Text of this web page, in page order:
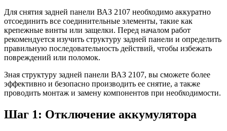
Для снятия задней панели ВАЗ 2107 необходимо аккуратно
отсоединить все соединительные элементы, такие как
крепежные винты или защелки. Перед началом работ
рекомендуется изучить структуру задней панели и определить
правильную последовательность действий, чтобы избежать
повреждений или поломок.
Зная структуру задней панели ВАЗ 2107, вы сможете более
эффективно и безопасно производить ее снятие, а также
проводить монтаж и замену компонентов при необходимости.
Шаг 1: Отключение аккумулятора